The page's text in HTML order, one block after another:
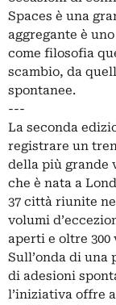
Spaces è una
aggregante è
come filosofia
scambio, da
spontanee.
---
La seconda
registrare un
della più grande
che è nata a
37 città riunite
volumi
aperti e oltre
Sull’onda di una
di adesioni
l’iniziativa offre